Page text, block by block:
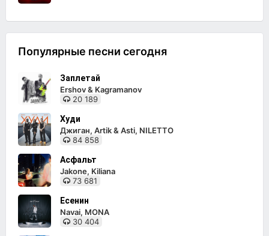
Популярные песни сегодня
Заплетай
Ershov & Kagramanov
20 189
Худи
Джиган, Artik & Asti, NILETTO
84 858
Асфальт
Jakone, Kiliana
73 681
Есенин
Navai, MONA
30 404